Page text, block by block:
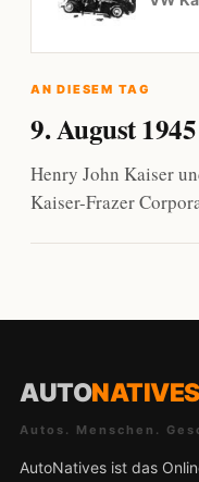
AN DIESEM TAG
9. August 1945
Henry John Kaiser
Kaiser-Frazer
AUTONATIVES
Autos. Menschen.
AutoNatives ist das